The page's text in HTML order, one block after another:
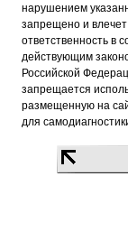
нарушением
запрещено и
ответственность в
действующим
Российской
запрещается
размещенную на
для